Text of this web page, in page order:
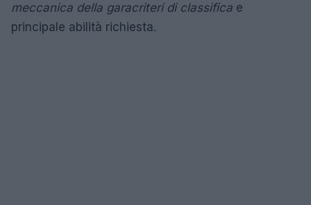
meccanica della garacriteri di classifica e
principale abilità richiesta.